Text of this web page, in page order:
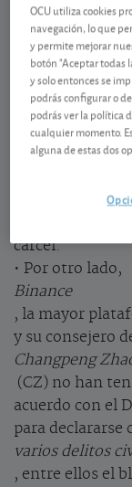
• Por un lado,
plataforma de
FTX,
la segunda
provocó su
culpable de
fraude y
según los
millones de
que puede ser
cárcel.
• Por otro lado,
Binance
, la mayor
y su consejero
Changpeng
(CZ) no han
acuerdo con el
para declararse
varios delitos
, entre ellos el
OCU utiliza cookies
navegación, lo que
y permite mejorar
botón "Aceptar todas
y solo entonces se
podrás configurar o
podrás ver la política
cualquier momento.
alguna de estas dos